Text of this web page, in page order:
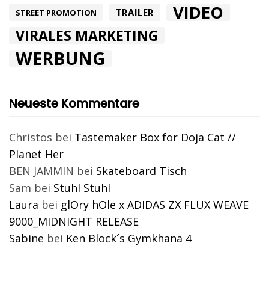
STREET PROMOTION TRAILER VIDEO
VIRALES MARKETING
WERBUNG
Neueste Kommentare
Christos bei Tastemaker Box for Doja Cat //
Planet Her
BEN JAMMIN bei Skateboard Tisch
Sam bei Stuhl Stuhl
Laura bei glOry hOle x ADIDAS ZX FLUX WEAVE
9000_MIDNIGHT RELEASE
Sabine bei Ken Block´s Gymkhana 4